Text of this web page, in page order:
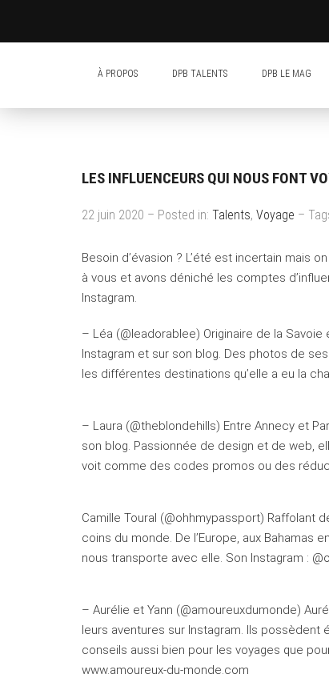
À PROPOS DPB TALENTS DPB LE MAG
LES INFLUENCEURS QUI NOUS FONT
22 juin 2020 – Posted in: Talents, Voyage –
Besoin d’évasion ? L’été est incertain mais
à vous et avons déniché les comptes
Instagram.
– Léa (@leadorablee) Originaire de la
Instagram et sur son blog. Des photos de
les différentes destinations qu’elle a eu la
– Laura (@theblondehills) Entre Annecy et
son blog. Passionnée de design et de web,
voit comme des codes promos ou des
Camille Toural (@ohhmypassport) Raffolant
coins du monde. De l’Europe, aux
nous transporte avec elle. Son Instagram :
– Aurélie et Yann (@amoureuxdumonde)
leurs aventures sur Instagram. Ils possèdent
conseils aussi bien pour les voyages que
www.amoureux-du-monde.com